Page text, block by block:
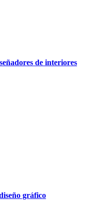
de interiores
gráfico